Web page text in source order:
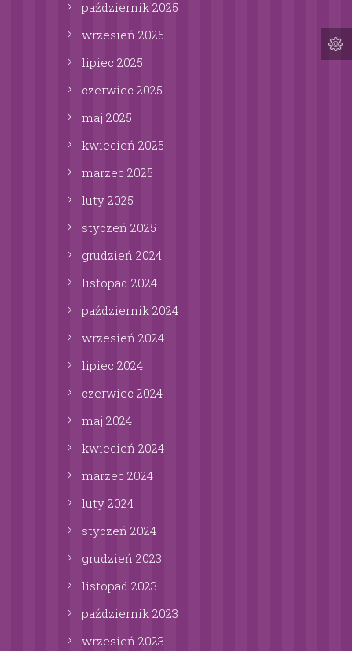
październik 2025
wrzesień 2025
lipiec 2025
czerwiec 2025
maj 2025
kwiecień 2025
marzec 2025
luty 2025
styczeń 2025
grudzień 2024
listopad 2024
październik 2024
wrzesień 2024
lipiec 2024
czerwiec 2024
maj 2024
kwiecień 2024
marzec 2024
luty 2024
styczeń 2024
grudzień 2023
listopad 2023
październik 2023
wrzesień 2023